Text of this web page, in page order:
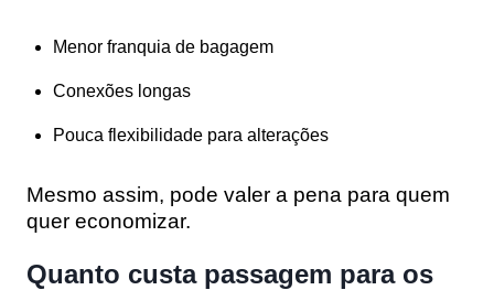
Menor franquia de bagagem
Conexões longas
Pouca flexibilidade para alterações
Mesmo assim, pode valer a pena para quem
quer economizar.
Quanto custa passagem para os